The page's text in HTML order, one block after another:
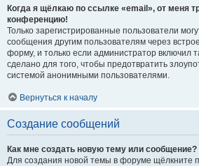
Когда я щёлкаю по ссылке «email», от меня
конференцию!
Только зарегистрированные пользователи
сообщения другим пользователям через
форму, и только если администратор включил
сделано для того, чтобы предотвратить
системой анонимными пользователями.
Вернуться к началу
Создание сообщений
Как мне создать новую тему или сообщение?
Для создания новой темы в форуме щёлкните